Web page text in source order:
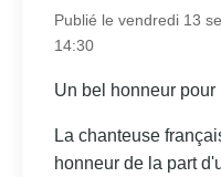
Publié le vendredi 13
14:30
Un bel honneur pour
La chanteuse
honneur de la part